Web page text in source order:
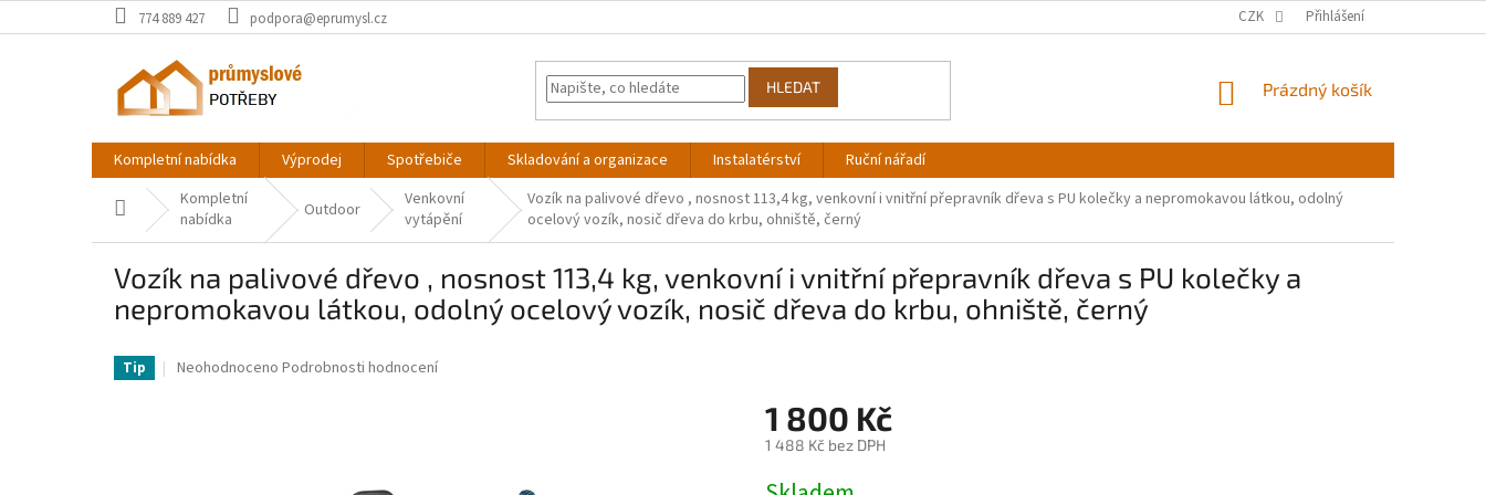
na
774 889 427 podpora@eprumysl.cz CZK Přihlášení
HLEDAT
NÁKUPNÍ
Prázdný košík
Kompletní nabídka Výprodej Spotřebiče Skladování a organizace Instalatérství Ruční nářadí
Domů Kompletní
nabídka
Outdoor
Venkovní
vytápění
Vozík na palivové dřevo , nosnost 113,4 kg, venkovní i vnitřní přepravník dřeva s PU kolečky a nepromokavou látkou, odolný
ocelový vozík, nosič dřeva do krbu, ohniště, černý
Vozík na palivové dřevo , nosnost 113,4 kg, venkovní i vnitřní přepravník dřeva s PU kolečky a
nepromokavou látkou, odolný ocelový vozík, nosič dřeva do krbu, ohniště, černý
Tip
Průměrné
Neohodnoceno Podrobnosti hodnocení
1 800 Kč
1 488 Kč bez DPH